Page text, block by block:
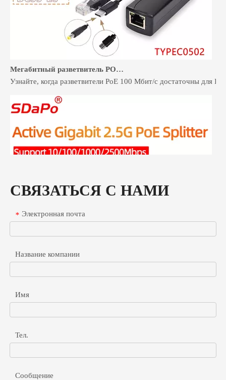
Узнайте, когда разветвители PoE 100 Мбит/с достаточны для
СВЯЗАТЬСЯ С НАМИ
* Электронная почта
Название компании
Имя
Тел.
Сообщение